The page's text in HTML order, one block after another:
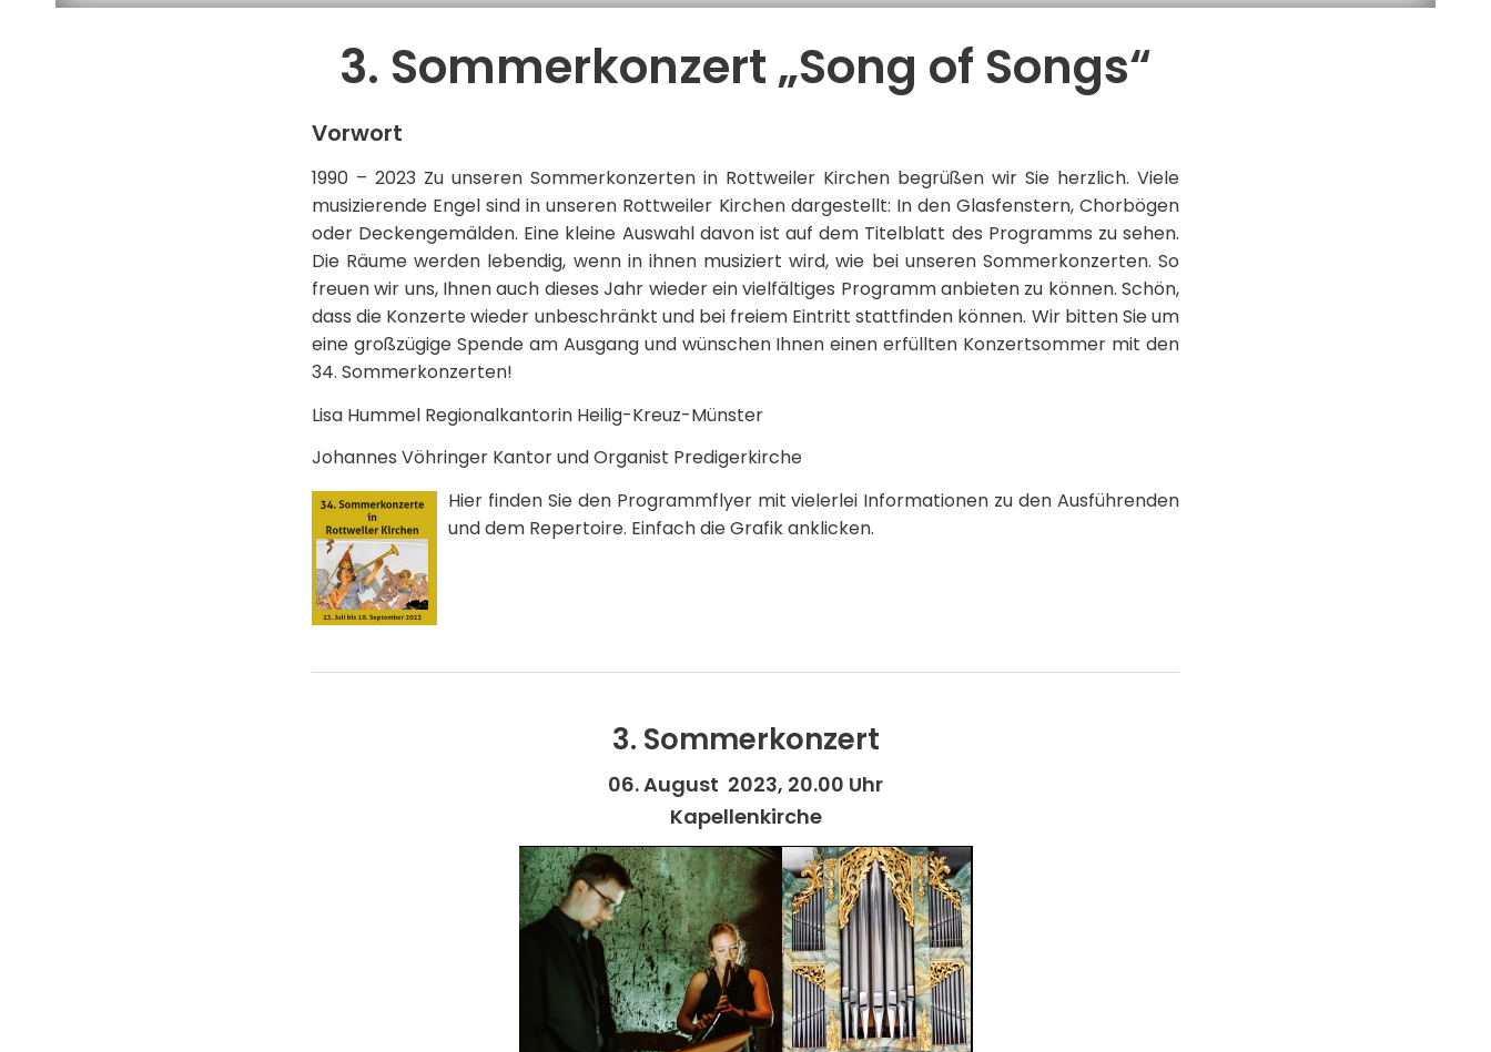
3. Sommerkonzert „Song of Songs“
Vorwort
1990 – 2023 Zu unseren Sommerkonzerten in Rottweiler Kirchen begrüßen wir Sie herzlich. Viele
musizierende Engel sind in unseren Rottweiler Kirchen dargestellt: In den Glasfenstern, Chorbögen
oder Deckengemälden. Eine kleine Auswahl davon ist auf dem Titelblatt des Programms zu sehen.
Die Räume werden lebendig, wenn in ihnen musiziert wird, wie bei unseren Sommerkonzerten. So
freuen wir uns, Ihnen auch dieses Jahr wieder ein vielfältiges Programm anbieten zu können. Schön,
dass die Konzerte wieder unbeschränkt und bei freiem Eintritt stattfinden können. Wir bitten Sie um
eine großzügige Spende am Ausgang und wünschen Ihnen einen erfüllten Konzertsommer mit den
34. Sommerkonzerten!
Lisa Hummel Regionalkantorin Heilig-Kreuz-Münster
Johannes Vöhringer Kantor und Organist Predigerkirche
Hier finden Sie den Programmflyer mit vielerlei Informationen zu den Ausführenden
und dem Repertoire. Einfach die Grafik anklicken.
3. Sommerkonzert
06. August 2023, 20.00 Uhr
Kapellenkirche